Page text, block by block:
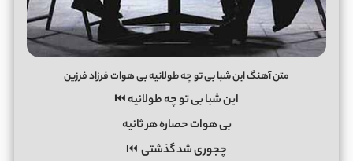
متن آهنگ این شبا بی تو چه طولانیه بی هوات فرزاد فرزین
این شبا بی تو چه طولانیه ⏮
بی هوات حصاره هر ثانیه
چجوری شد گذشتی ⏮